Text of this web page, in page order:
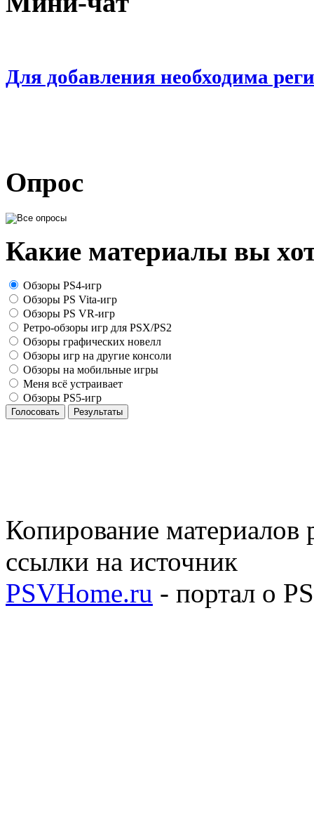
Для добавления необходима
Опрос
Какие материалы вы
Обзоры PS4-игр
Обзоры PS Vita-игр
Обзоры PS VR-игр
Ретро-обзоры игр для PSX/PS2
Обзоры графических новелл
Обзоры игр на другие консоли
Обзоры на мобильные игры
Меня всё устраивает
Обзоры PS5-игр
Голосовать Результаты
Копирование материалов
ссылки на источник
PSVHome.ru - портал о